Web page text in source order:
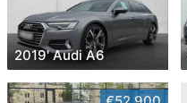
2019' Audi A6